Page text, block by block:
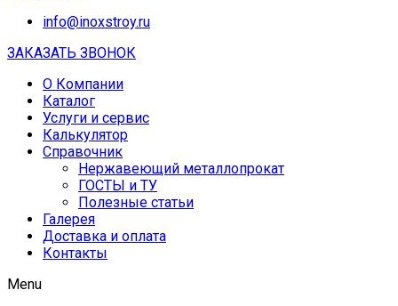
info@inoxstroy.ru
ЗАКАЗАТЬ ЗВОНОК
О Компании
Каталог
Услуги и сервис
Калькулятор
Справочник
Нержавеющий металлопрокат
ГОСТЫ и ТУ
Полезные статьи
Галерея
Доставка и оплата
Контакты
Menu